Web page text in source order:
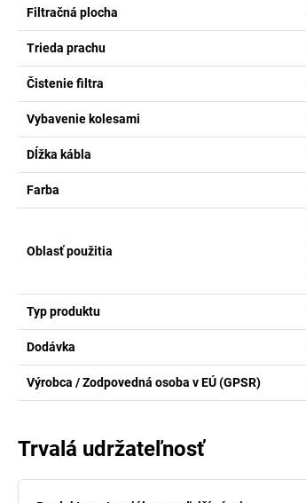
Filtračná plocha
Trieda prachu
Čistenie filtra
Vybavenie kolesami
Dĺžka kábla
Farba
Oblasť použitia
Typ produktu
Dodávka
Výrobca / Zodpovedná osoba v EÚ (GPSR)
Trvalá udržateľnosť